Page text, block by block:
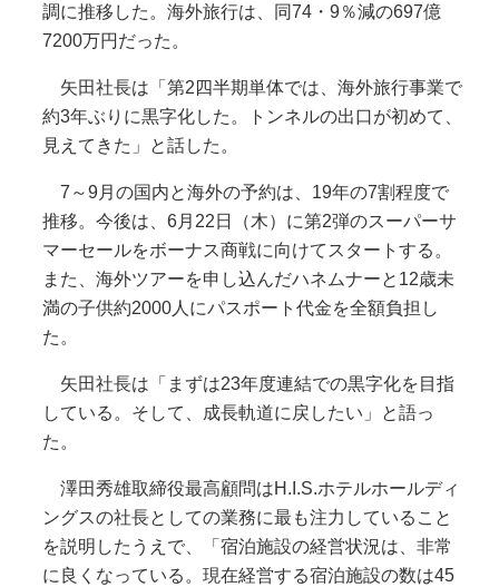
調に推移した。海外旅行は、同74・9％減の697億
7200万円だった。
矢田社長は「第2四半期単体では、海外旅行事業で
約3年ぶりに黒字化した。トンネルの出口が初めて、
見えてきた」と話した。
7～9月の国内と海外の予約は、19年の7割程度で
推移。今後は、6月22日（木）に第2弾のスーパーサ
マーセールをボーナス商戦に向けてスタートする。
また、海外ツアーを申し込んだハネムナーと12歳未
満の子供約2000人にパスポート代金を全額負担し
た。
矢田社長は「まずは23年度連結での黒字化を目指
している。そして、成長軌道に戻したい」と語っ
た。
澤田秀雄取締役最高顧問はH.I.S.ホテルホールディ
ングスの社長としての業務に最も注力していること
を説明したうえで、「宿泊施設の経営状況は、非常
に良くなっている。現在経営する宿泊施設の数は45